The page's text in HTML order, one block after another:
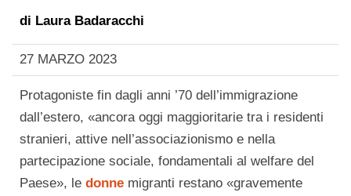
di Laura Badaracchi
27 MARZO 2023
Protagoniste fin dagli anni ’70 dell’immigrazione
dall’estero, «ancora oggi maggioritarie tra i residenti
stranieri, attive nell’associazionismo e nella
partecipazione sociale, fondamentali al welfare del
Paese», le donne migranti restano «gravemente